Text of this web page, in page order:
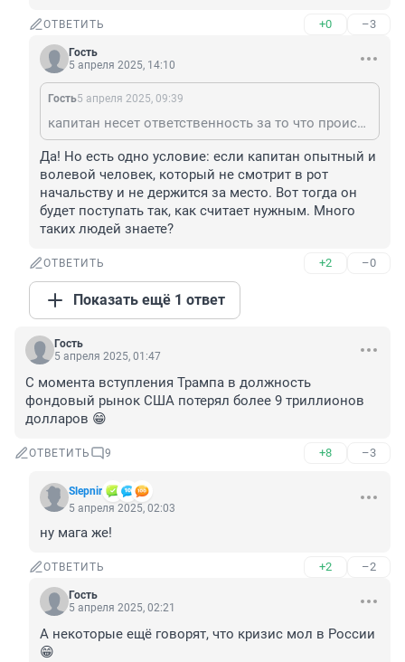
ОТВЕТИТЬ +0 –3
Гость
5 апреля 2025, 14:10
Гость5 апреля 2025, 09:39
капитан несет ответственность за то что происходит на судне и с судном. Значит нужно было не ждать а уходить обратно в порт или любое другое безопасное место. А если бы ему дали команду идти на риф? он бы пошел?В ситуации когда грозит опасность судну и экипажу капитан должен принимать решения исходя из обстановки, не смотря на команды
Да! Но есть одно условие: если капитан опытный и
волевой человек, который не смотрит в рот
начальству и не держится за место. Вот тогда он
будет поступать так, как считает нужным. Много
таких людей знаете?
ОТВЕТИТЬ +2 –0
Показать ещё 1 ответ
Гость
5 апреля 2025, 01:47
С момента вступления Трампа в должность
фондовый рынок США потерял более 9 триллионов
долларов 😁
ОТВЕТИТЬ 9 +8 –3
Slepnir
5 апреля 2025, 02:03
ну мага же!
ОТВЕТИТЬ +2 –2
Гость
5 апреля 2025, 02:21
А некоторые ещё говорят, что кризис мол в России
😁